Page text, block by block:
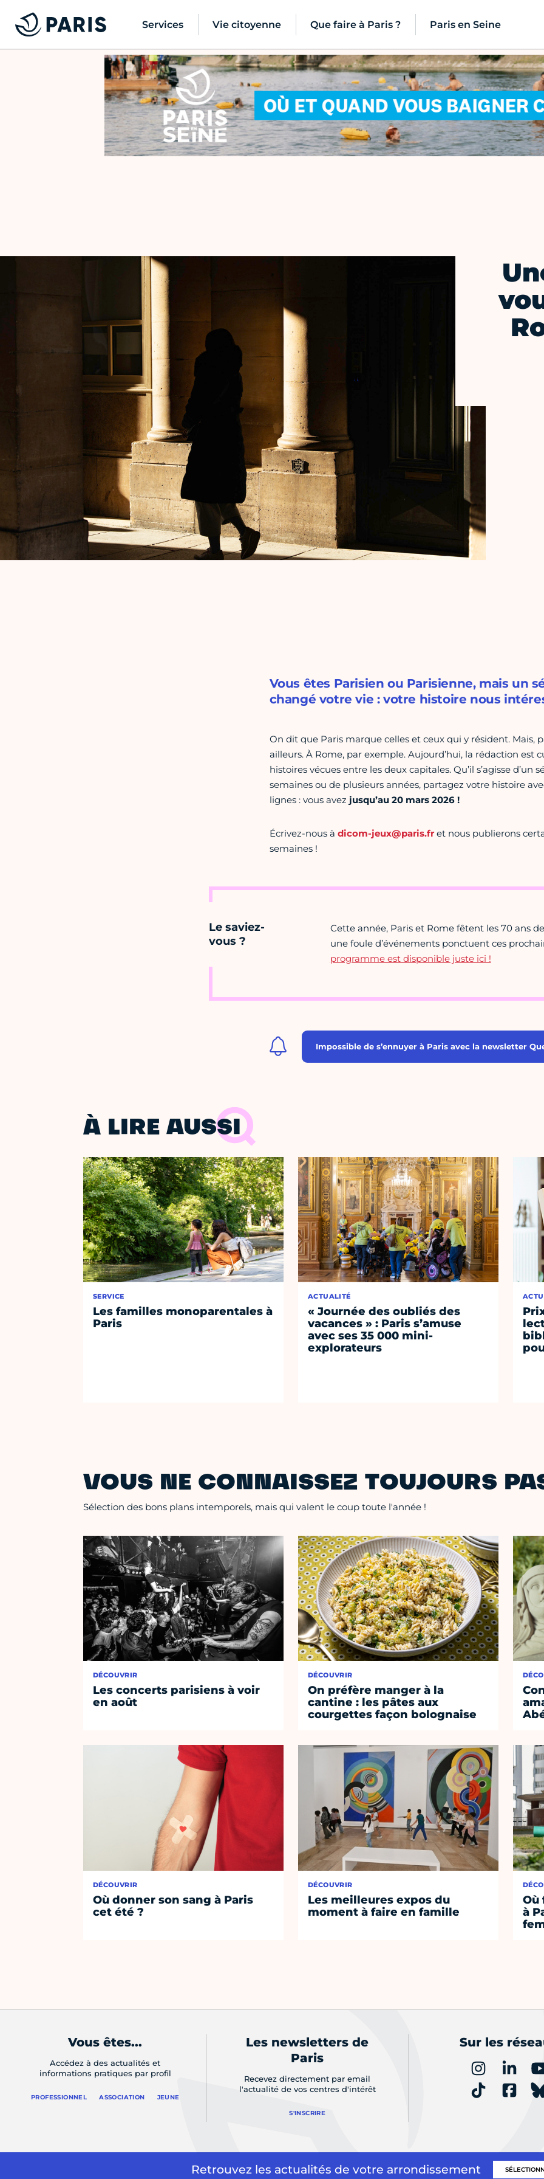
Services Vie citoyenne Que faire à Paris ? Paris en Seine
Vous êtes Parisien ou Parisienne, mais un
changé votre vie : votre histoire nous
On dit que Paris marque celles et ceux qui y résident. Mais,
ailleurs. À Rome, par exemple. Aujourd’hui, la rédaction est
histoires vécues entre les deux capitales. Qu’il s’agisse d’un
semaines ou de plusieurs années, partagez votre histoire
lignes : vous avez jusqu’au 20 mars 2026 !
Écrivez-nous à dicom-jeux@paris.fret nous publierons
semaines !
Le saviez-
vous ?
Cette année, Paris et Rome fêtent les 70 ans
une foule d’événements ponctuent ces
programme est disponible juste ici !
Impossible de s’ennuyer à Paris avec la newsletter
À LIRE AUSSI
SERVICE
Les familles monoparentales à
Paris
ACTUALITÉ
« Journée des oubliés des
vacances » : Paris s’amuse
avec ses 35 000 mini-
explorateurs
VOUS NE CONNAISSEZ TOUJOURS
Sélection des bons plans intemporels, mais qui valent le coup toute l'année !
DÉCOUVRIR
Les concerts parisiens à voir
en août
DÉCOUVRIR
Où donner son sang à Paris
cet été ?
DÉCOUVRIR
On préfère manger à la
cantine : les pâtes aux
courgettes façon bolognaise
DÉCOUVRIR
Les meilleures expos du
moment à faire en famille
Où
à
Vous êtes...
Accédez à des actualités et
informations pratiques par profil
PROFESSIONNEL ASSOCIATION JEUNE
Les newsletters de
Paris
Recevez directement par email
l'actualité de vos centres d'intérêt
S'INSCRIRE
Sur les
Retrouvez les actualités de votre arrondissement